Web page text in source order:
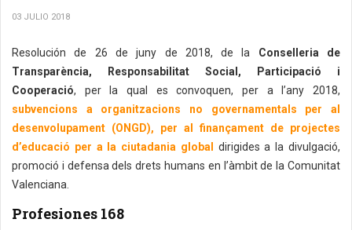
03 JULIO 2018
Resolución de 26 de juny de 2018, de la Conselleria de
Transparència, Responsabilitat Social, Participació i
Cooperació, per la qual es convoquen, per a l’any 2018,
subvencions a organitzacions no governamentals per al
desenvolupament (ONGD), per al finançament de projectes
d’educació per a la ciutadania global dirigides a la divulgació,
promoció i defensa dels drets humans en l’àmbit de la Comunitat
Valenciana.
Profesiones 168